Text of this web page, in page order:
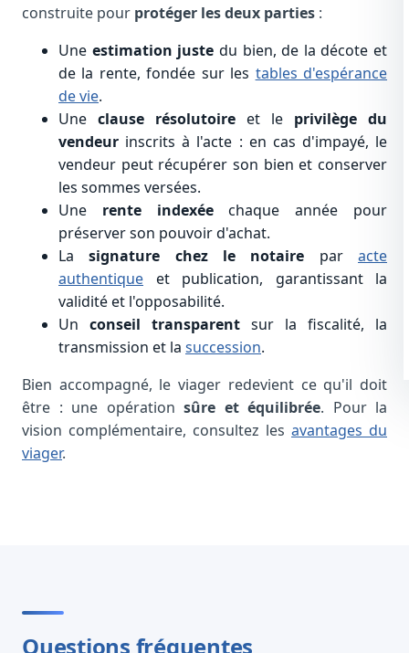
construite pour protéger les deux parties :
Une estimation juste du bien, de la décote et
de la rente, fondée sur les tables d'espérance
de vie.
Une clause résolutoire et le privilège du
vendeur inscrits à l'acte : en cas d'impayé, le
vendeur peut récupérer son bien et conserver
les sommes versées.
Une rente indexéechaque année pour
préserver son pouvoir d'achat.
Lasignature chez le notaire paracte
authentique et publication, garantissant la
validité et l'opposabilité.
Un conseil transparent sur la fiscalité, la
transmission et la succession.
Bien accompagné, le viager redevient ce qu'il doit
être : une opération sûre et équilibrée. Pour la
vision complémentaire, consultez les avantages du
viager.
Questions fréquentes